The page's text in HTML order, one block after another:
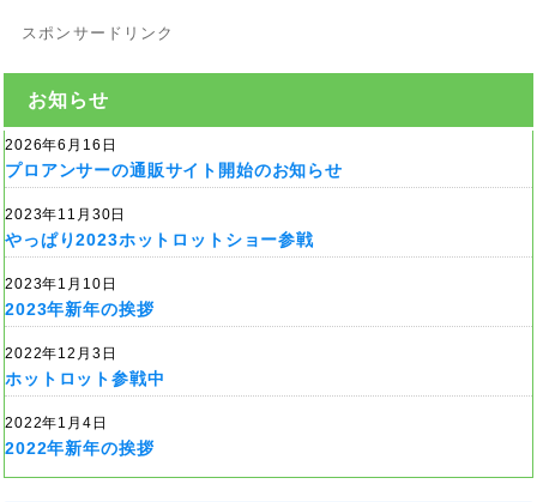
スポンサードリンク
お知らせ
2026年6月16日
プロアンサーの通販サイト開始のお知らせ
2023年11月30日
やっぱり2023ホットロットショー参戦
2023年1月10日
2023年新年の挨拶
2022年12月3日
ホットロット参戦中
2022年1月4日
2022年新年の挨拶